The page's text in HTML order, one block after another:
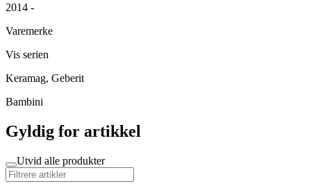
2014 -
Varemerke
Vis serien
Keramag, Geberit
Bambini
Gyldig for artikkel
Utvid alle produkter